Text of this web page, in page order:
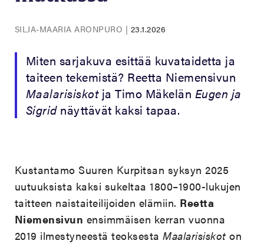
SILJA-MAARIA ARONPURO | 23.1.2026
Miten sarjakuva esittää kuvataidetta ja
taiteen tekemistä? Reetta Niemensivun
Maalarisiskotja Timo Mäkelän Eugen ja
Sigridnäyttävät kaksi tapaa.
Kustantamo Suuren Kurpitsan syksyn 2025
uutuuksista kaksi sukeltaa 1800–1900-lukujen
taitteen naistaiteilijoiden elämiin. Reetta
Niemensivun ensimmäisen kerran vuonna
2019 ilmestyneestä teoksestaMaalarisiskot on